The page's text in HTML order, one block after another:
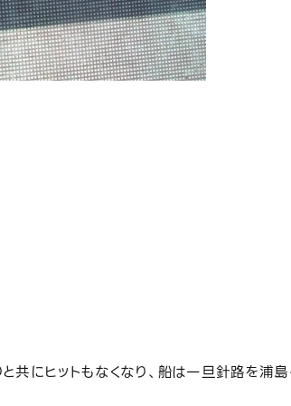
共にヒットもなくなり、船は一旦針路を浦